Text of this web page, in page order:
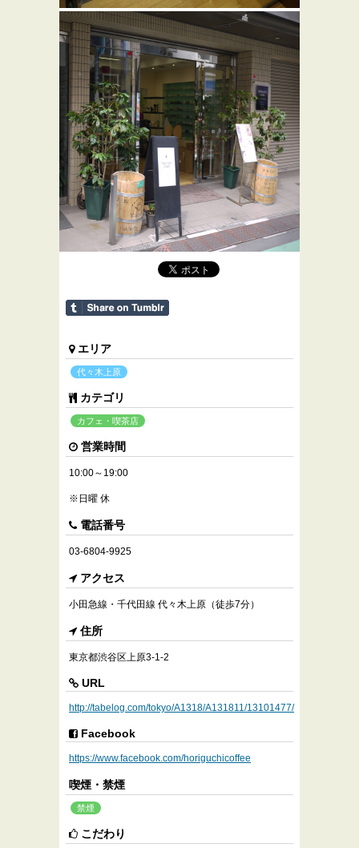
エリア
代々木上原
カテゴリ
カフェ・喫茶店
営業時間
10:00～19:00
※日曜 休
電話番号
03-6804-9925
アクセス
小田急線・千代田線 代々木上原（徒歩7分）
住所
東京都渋谷区上原3-1-2
URL
http://tabelog.com/tokyo/A1318/A131811/13101477/
Facebook
https://www.facebook.com/horiguchicoffee
喫煙・禁煙
禁煙
こだわり